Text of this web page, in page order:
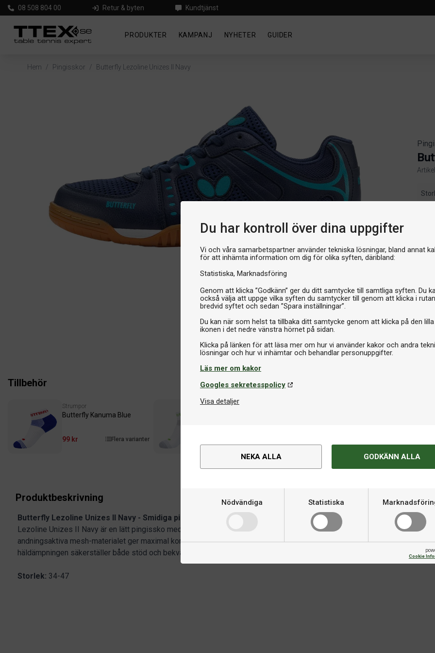
Du har kontroll över dina uppgifter
Vi och våra samarbetspartner använder tekniska lösningar, bland annat
för att inhämta information om dig för olika syften, däribland:
Statistiska Marknadsföring
Genom att klicka ”Godkänn” ger du ditt samtycke till samtliga syften. Du
också välja att uppge vilka syften du samtycker till genom att klicka i rutan
bredvid syftet och sedan ”Spara inställningar”.
Du kan när som helst ta tillbaka ditt samtycke genom att klicka på den lilla
ikonen i det nedre vänstra hörnet på sidan.
Klicka på länken för att läsa mer om hur vi använder kakor och andra
Läs mer om kakor
Googles sekretesspolicy
Visa detaljer
NEKA ALLA GODKÄNN ALLA
Nödvändiga Statistiska
Cookie
08 508 804 00 Retur & byten Kundtjänst
PRODUKTER KAMPANJ NYHETER GUIDER
Hem / Pingisskor / Butterfly Lezoline Unizes II Navy
969 kr
Tillbehör
Strumpor
Butterfly Kanuma Blue
99 kr Flera varianter
Strumpor
Produktbeskrivning
Butterfly Lezoline Unizes II Navy - Smidiga pingissskor med låg vikt
Lezoline Unizes II Navy är en lätt pingissko med en modern och sportig design. Det
andningsaktiva mesh-materialet ger maximal komfort för fötterna, medan den stabila EVA-
häldämpningen säkerställer både stöd och bekvämlighet för pingisspelare med medelvikt.
Storlek: 34-47
Om produkten
Varumärke